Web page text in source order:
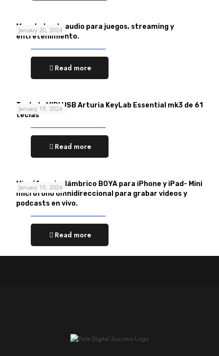
January 20, 2024
Mezclador de audio para juegos, streaming y
entretenimiento.
Read more
January 19, 2024
Teclado MIDI USB Arturia KeyLab Essential mk3 de 61
teclas
Read more
January 19, 2024
Micrófono inalámbrico BOYA para iPhone y iPad- Mini
micrófono omnidireccional para grabar videos y
podcasts en vivo.
Read more